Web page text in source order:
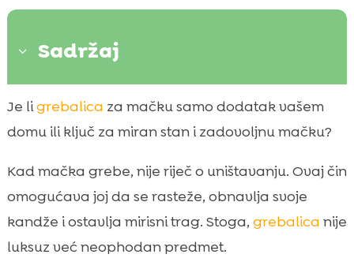
3 Sadržaj
 Zašto nam je grebalica važna u stanu s
mačkom
stan
 Gdje postaviti grebalicu da je mačka
stvarno koristi
ugradnja grebalice u stan: planiranje prije
Je ligrebalica za mačku samo dodatak vašem
domu ili ključ za miran stan i zadovoljnu mačku?
Kad mačka grebe, nije riječ o uništavanju. Ovaj čin
omogućava joj da se rasteže, obnavlja svoje
kandže i ostavlja mirisni trag. Stoga, grebalica nije
luksuz već neophodan predmet.